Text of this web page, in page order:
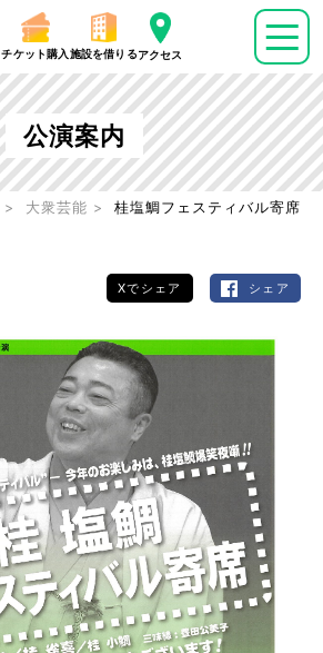
チケット購入 施設を借りるアクセス
公演案内
大衆芸能 桂塩鯛フェスティバル寄席
Xでシェア シェア